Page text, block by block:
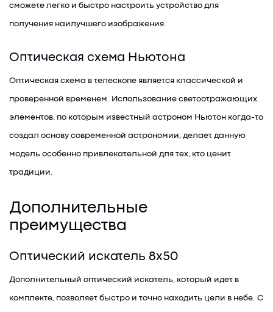
сможете легко и быстро настроить устройство для
получения наилучшего изображения.
Оптическая схема Ньютона
Оптическая схема в телескопе является классической и
проверенной временем. Использование светоотражающих
элементов, по которым известный астроном Ньютон когда-то
создал основу современной астрономии, делает данную
модель особенно привлекательной для тех, кто ценит
традиции.
Дополнительные
преимущества
Оптический искатель 8x50
Дополнительный оптический искатель, который идет в
комплекте, позволяет быстро и точно находить цели в небе. С